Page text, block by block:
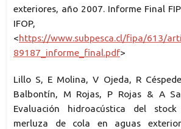
exteriores, año 2007. Informe Final
IFOP,
<https://www.subpesca.cl/fipa/613/
89187_informe_final.pdf>
Lillo S, E Molina, V Ojeda, R
Balbontín, M Rojas, P Rojas & A
Evaluación hidroacústica del
merluza de cola en aguas